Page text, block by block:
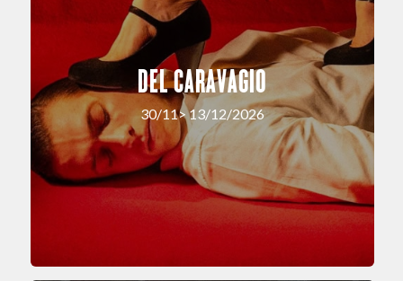
DEL CARAVAGIO
30/11> 13/12/2026